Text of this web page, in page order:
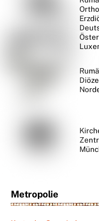
Metropolie